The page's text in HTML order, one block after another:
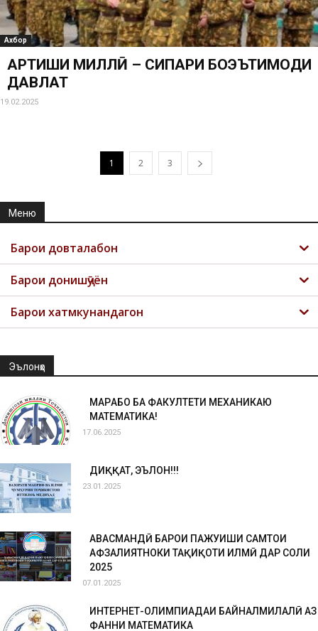
Ахбор
АРТИШИ МИЛЛӢ – СИПАРИ БОЭЪТИМОДИ
ДАВЛАТ
19.02.2025
1 2 3
Меню
Барои довталабон
Барои донишҷӯён
Барои хатмкунандагон
Эълонҳо
МАРҲАБО БА ФАКУЛТЕТИ МЕХАНИКАЮ
МАТЕМАТИКА!
17.06.2025
ДИҚҚАТ, ЭЪЛОН!!!
23.01.2025
ҲАВАСМАНДӢ БАРОИ ПАЖУҲИШИ САМТҲОИ
АФЗАЛИЯТНОКИ ТАҲҚИҚОТИ ИЛМӢ ДАР СОЛИ
2025
07.01.2025
ИНТЕРНЕТ-ОЛИМПИАДАИ БАЙНАЛМИЛАЛӢ АЗ
ФАННИ МАТЕМАТИКА